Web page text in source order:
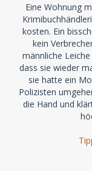
Eine Wohnung
kosten. Ein
kein
männliche
dass sie wieder
sie hatte ein
Polizisten
die Hand und